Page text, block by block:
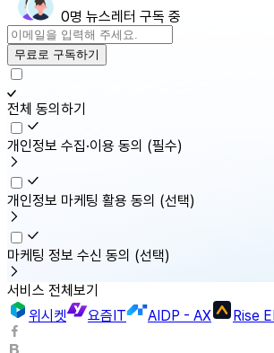
0명 뉴스레터 구독 중
무료로 구독하기
전체 동의하기
개인정보 수집·이용 동의 (필수)
개인정보 마케팅 활용 동의 (선택)
마케팅 정보 수신 동의 (선택)
서비스 전체보기
위시켓
요즘IT AIDP - AX Rise